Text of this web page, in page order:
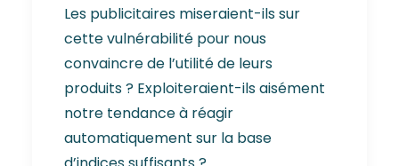
Les publicitaires miseraient-ils sur
cette vulnérabilité pour nous
convaincre de l’utilité de leurs
produits ? Exploiteraient-ils aisément
notre tendance à réagir
automatiquement sur la base